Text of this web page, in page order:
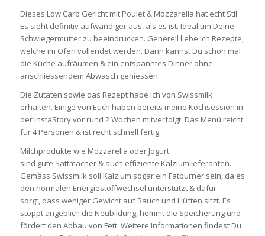
Dieses Low Carb Gericht mit Poulet & Mozzarella hat echt Stil.
Es sieht definitiv aufwändiger aus, als es ist. Ideal um Deine
Schwiegermutter zu beeindrucken. Generell liebe ich Rezepte,
welche im Ofen vollendet werden. Dann kannst Du schon mal
die Küche aufräumen & ein entspanntes Dinner ohne
anschliessendem Abwasch geniessen.
Die Zutaten sowie das Rezept habe ich von Swissmilk
erhalten. Einige von Euch haben bereits meine Kochsession in
der InstaStory vor rund 2 Wochen mitverfolgt. Das Menü reicht
für 4 Personen & ist recht schnell fertig.
Milchprodukte wie Mozzarella oder Jogurt
sind gute Sattmacher & auch effiziente Kalziumlieferanten.
Gemäss Swissmilk soll Kalzium sogar ein Fatburner sein, da es
den normalen Energiestoffwechsel unterstützt & dafür
sorgt, dass weniger Gewicht auf Bauch und Hüften sitzt. Es
stoppt angeblich die Neubildung, hemmt die Speicherung und
fördert den Abbau von Fett. Weitere Informationen findest Du